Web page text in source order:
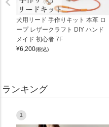
犬用リード 手作りキット 本革 ロ
ープ レザークラフト DIY ハンド
メイド 初心者 7F
¥6,200(税込)
ランキング
1